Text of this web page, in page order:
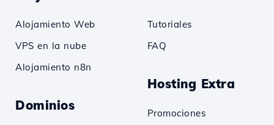
Alojamiento Web
VPS en la nube
Alojamiento n8n
Dominios
Tutoriales
FAQ
Hosting Extra
Promociones